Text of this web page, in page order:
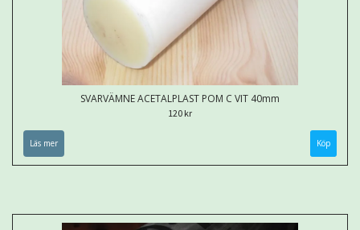
SVARVÄMNE ACETALPLAST POM C VIT 40mm
120 kr
Läs mer Köp